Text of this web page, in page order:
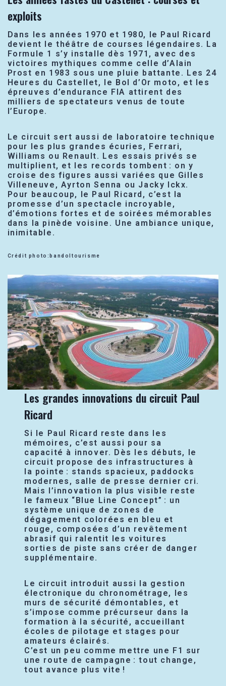
exploits
Dans les années 1970 et 1980, le Paul Ricard
devient le théâtre de courses légendaires. La
Formule 1 s’y installe dès 1971, avec des
victoires mythiques comme celle d’Alain
Prost en 1983 sous une pluie battante. Les 24
Heures du Castellet, le Bol d’Or moto, et les
épreuves d’endurance FIA attirent des
milliers de spectateurs venus de toute
l’Europe.
Le circuit sert aussi de laboratoire technique
pour les plus grandes écuries, Ferrari,
Williams ou Renault. Les essais privés se
multiplient, et les records tombent : on y
croise des figures aussi variées que Gilles
Villeneuve, Ayrton Senna ou Jacky Ickx.
Pour beaucoup, le Paul Ricard, c’est la
promesse d’un spectacle incroyable,
d’émotions fortes et de soirées mémorables
dans la pinède voisine. Une ambiance unique,
inimitable.
Crédit photo:bandoltourisme
Les grandes innovations du circuit Paul
Ricard
Si le Paul Ricard reste dans les
mémoires, c’est aussi pour sa
capacité à innover. Dès les débuts, le
circuit propose des infrastructures à
la pointe : stands spacieux, paddocks
modernes, salle de presse dernier cri.
Mais l’innovation la plus visible reste
le fameux “Blue Line Concept” : un
système unique de zones de
dégagement colorées en bleu et
rouge, composées d’un revêtement
abrasif qui ralentit les voitures
sorties de piste sans créer de danger
supplémentaire.
Le circuit introduit aussi la gestion
électronique du chronométrage, les
murs de sécurité démontables, et
s’impose comme précurseur dans la
formation à la sécurité, accueillant
écoles de pilotage et stages pour
amateurs éclairés.
C’est un peu comme mettre une F1 sur
une route de campagne : tout change,
tout avance plus vite !